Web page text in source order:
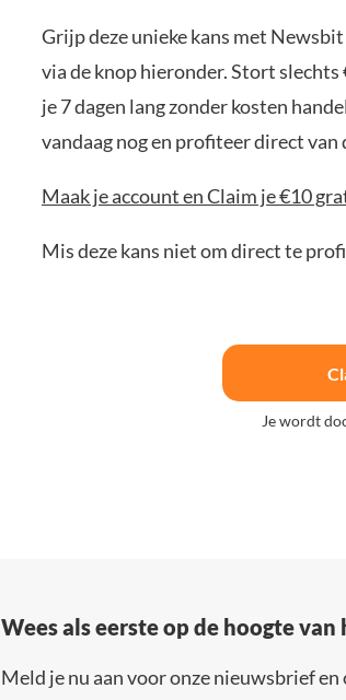
Grijp deze unieke kans met
via de knop hieronder. Stort
je 7 dagen lang zonder kosten
vandaag nog en profiteer direct
Maak je account en Claim je €10
Mis deze kans niet om direct te
Je wordt
Wees als eerste op de hoogte
Meld je nu aan voor onze nieuwsbrief